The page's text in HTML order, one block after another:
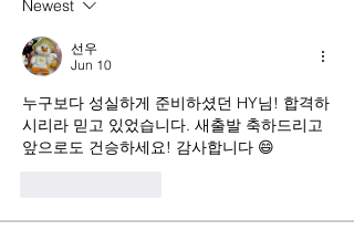
Newest
선우
Jun 10
누구보다 성실하게 준비하셨던 HY님! 합격하
시리라 믿고 있었습니다. 새출발 축하드리고
앞으로도 건승하세요! 감사합니다 😄